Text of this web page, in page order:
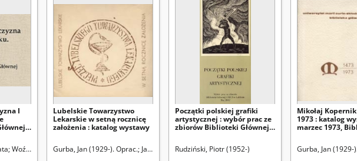
I
Woźniak, Barbara Omes, Andrzej. Fot. Szczypa, Grzegorz
Lubelskie Towarzystwo
Lekarskie w setną rocznicę
założenia : katalog wystawy
Gurba, Jan (1929-). Oprac. Jasińska, Zofia (1930-). Oprac.
Początki polskiej grafiki
artystycznej : wybór prac ze
zbiorów Biblioteki Głównej
Rudziński, Piotr (1952-)
Mikołaj Kopernik
1973 : katalog
marzec 1973,
Gurba, Jan (1929-